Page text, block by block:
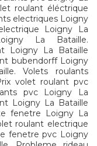
roulant éléctrique
electriques Loigny
Loigny La
La Bataille.
Loigny La Bataille
bubendorff Loigny
Volets roulants
volet roulant pvc
pvc Loigny La
Loigny La Bataille
fenetre Loigny La
roulant electrique
fenetre pvc Loigny